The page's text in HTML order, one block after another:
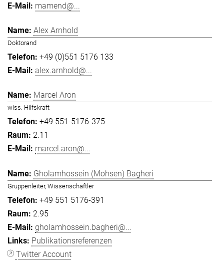
mamend@...
Alex Arnhold
Doktorand
+49 (0)551 5176 133
alex.arnhold@...
Marcel Aron
wiss. Hilfskraft
+49 551-5176-375
2.11
marcel.aron@...
Gholamhossein (Mohsen) Bagheri
Gruppenleiter, Wissenschaftler
+49 551 5176-391
2.95
gholamhossein.bagheri@...
Publikationsreferenzen
Twitter Account